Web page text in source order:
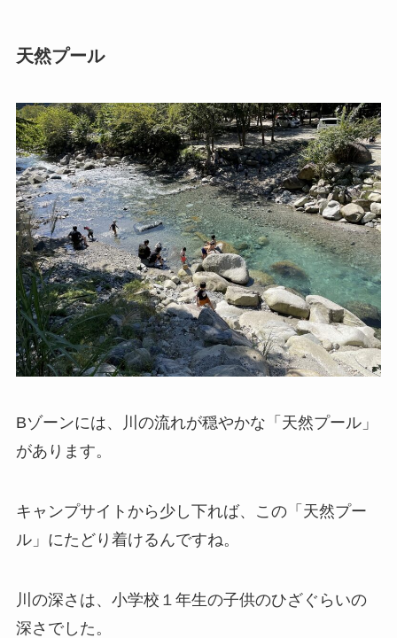
天然プール
Bゾーンには、川の流れが穏やかな「天然プール」
があります。
キャンプサイトから少し下れば、この「天然プー
ル」にたどり着けるんですね。
川の深さは、小学校１年生の子供のひざぐらいの
深さでした。